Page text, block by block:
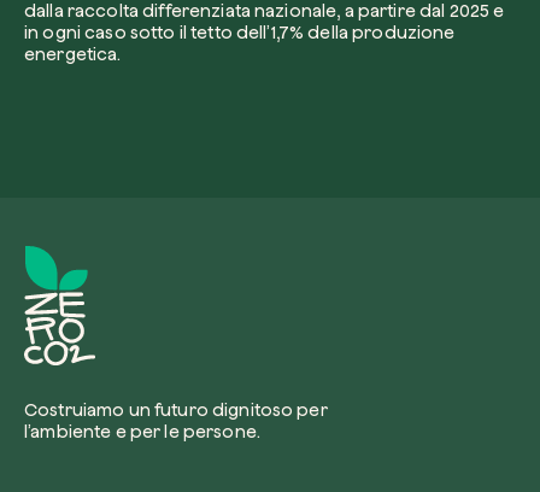
dalla raccolta differenziata nazionale, a partire dal 2025 e
in ogni caso sotto il tetto dell’1,7% della produzione
energetica.
Costruiamo un futuro dignitoso per
l’ambiente e per le persone.